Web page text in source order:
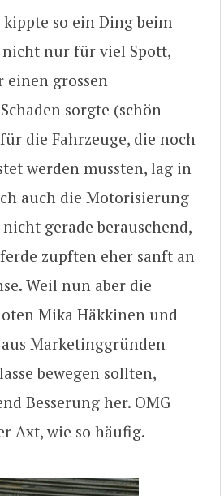
so ein Ding beim
nicht nur für viel Spott,
einen grossen
sorgte (schön
die Fahrzeuge, die noch
werden mussten, lag in
auch die Motorisierung
nicht gerade berauschend,
zupften eher sanft an
Weil nun aber die
Mika Häkkinen und
Marketinggründen
bewegen sollten,
Besserung her. OMG
Axt, wie so häufig.